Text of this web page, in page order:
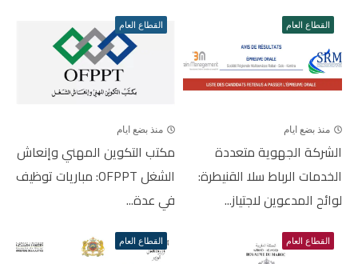
القطاع العام
منذ بضع ايام
الشركة الجهوية متعددة
الخدمات الرباط سلا القنيطرة:
لوائح المدعوين لاجتياز...
القطاع العام
منذ بضع ايام
مكتب التكوين المهني وإنعاش
الشغل OFPPT: مباريات توظيف
في عدة...
القطاع العام القطاع العام